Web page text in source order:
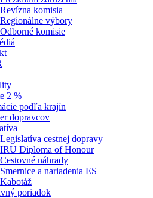
Revízna komisia
Regionálne výbory
Odborné komisie
2 %
podľa krajín
dopravcov
Legislatíva cestnej dopravy
IRU Diploma of Honour
Cestovné náhrady
Smernice a nariadenia ES
Kabotáž
poriadok